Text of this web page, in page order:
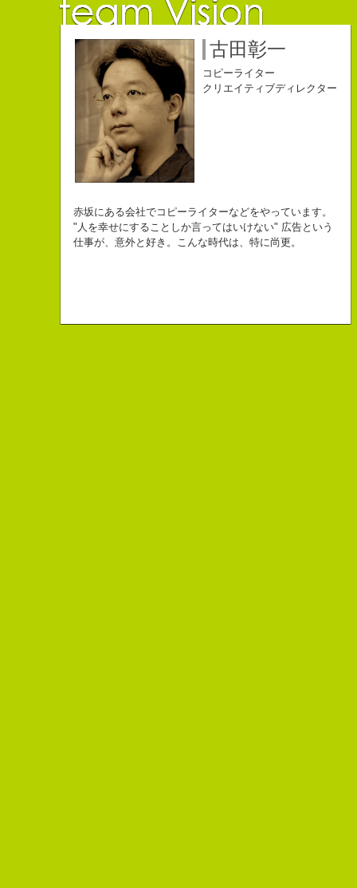
佐藤延夫
コピーライター
チームVision 事務局長
保持壮太郎
コピーライター
自己紹介ジェネレーターというサイトがある。試しにやってみた。
こんちゃっ保持壮太郎っていいます。
皆からは「保持壮太郎ピーナッツ」って呼ばれてるよ。
小山佳奈
コピーライター
なにがしか書いていられるしごとはとっても
幸せでとっても怖いですが、きょうもなんとか幸せに
生きられてる私は幸せなのかもしれません。
中村直史
コピーライター
長崎県五島市出身
３６歳
「五島列島はよいところです。
江口順也
コピーライター
Copy writer
10周年キャンペーン中です。
名雪祐平
コピーライター
クリエイティブディレクター
初対面の人によく言われる。
「きれいな名前ですね」
こう返す。「ええ、名前だけは」
古田彰一
コピーライター
クリエイティブディレクター
赤坂にある会社でコピーライターなどをやっています。
"人を幸せにすることしか言ってはいけない" 広告という
仕事が、意外と好き。こんな時代は、特に尚更。